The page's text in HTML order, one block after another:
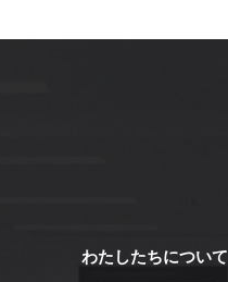
わたしたちについて